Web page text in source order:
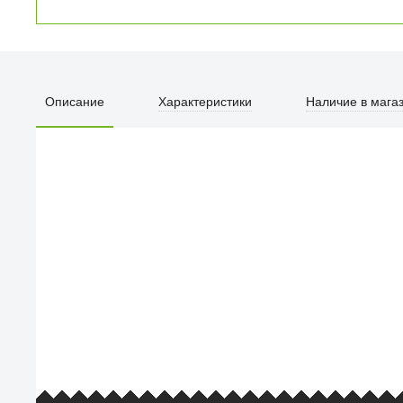
Описание Характеристики Наличие в